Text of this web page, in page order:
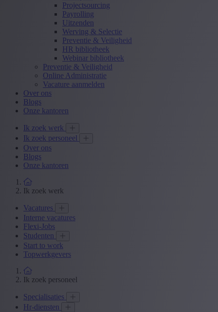
Projectsourcing
Payrolling
Uitzenden
Werving & Selectie
Preventie & Veiligheid
HR bibliotheek
Webinar bibliotheek
Preventie & Veiligheid
Online Administratie
Vacature aanmelden
Over ons
Blogs
Onze kantoren
Ik zoek werk
Ik zoek personeel
Over ons
Blogs
Onze kantoren
Ik zoek werk
Vacatures
Interne vacatures
Flexi-Jobs
Studenten
Start to work
Topwerkgevers
Ik zoek personeel
Specialisaties
Hr-diensten